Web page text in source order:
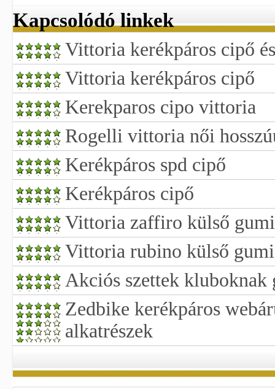
Kapcsolódó linkek
Vittoria kerékpáros cipő
Vittoria kerékpáros cipő
Kerekparos cipo vittoria
Rogelli vittoria női
Kerékpáros spd cipő
Kerékpáros cipő
Vittoria zaffiro külső gumi
Vittoria rubino külső gumi
Akciós szettek
Zedbike kerékpáros
alkatrészek